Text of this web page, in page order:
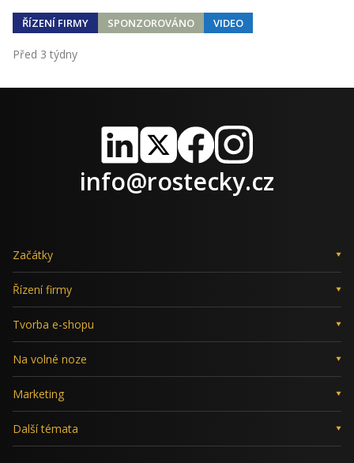
ŘÍZENÍ FIRMY SPONZOROVÁNO VIDEO
Před 3 týdny
LinkedIn
X FacebookInstagram
info@rostecky.cz
Začátky
Řízení firmy
Tvorba e-shopu
Na volné noze
Marketing
Další témata